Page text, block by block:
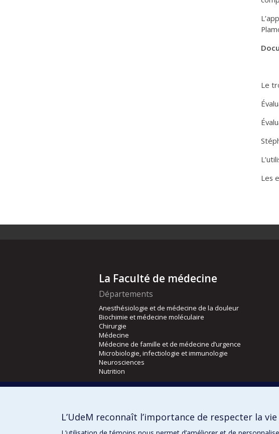
Le
Les
La Faculté de médecine
Départements
Anesthésiologie et de médecine de la douleur
Biochimie et médecine moléculaire
Chirurgie
Médecine
Médecine de famille et de médecine d’urgence
Microbiologie, infectiologie et immunologie
Neurosciences
Nutrition
Orthophonie et audiologie
L’UdeM reconnaît l’importance de respecter la